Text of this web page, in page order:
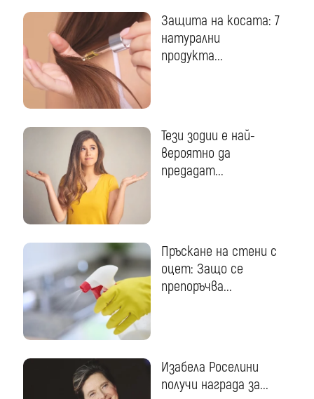
Защита на косата: 7
натурални
продукта...
Тези зодии е най-
вероятно да
предадат...
Пръскане на стени с
оцет: Защо се
препоръчва...
Изабела Роселини
получи награда за...